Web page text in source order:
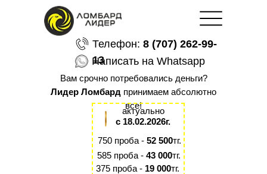
Вам срочно потребовались деньги?
Лидер Ломбард принимаем абсолютно
все!
Телефон: 8 (707) 262-99-
13
Написать на Whatsapp
750 проба - 52 500тг.
585 проба - 43 000тг.
375 проба - 19 000тг.
актуально
с 18.02.2026г.